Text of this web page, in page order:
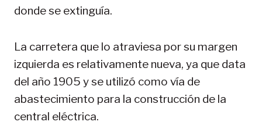
donde se extinguía.
La carretera que lo atraviesa por su margen
izquierda es relativamente nueva, ya que data
del año 1905 y se utilizó como vía de
abastecimiento para la construcción de la
central eléctrica.